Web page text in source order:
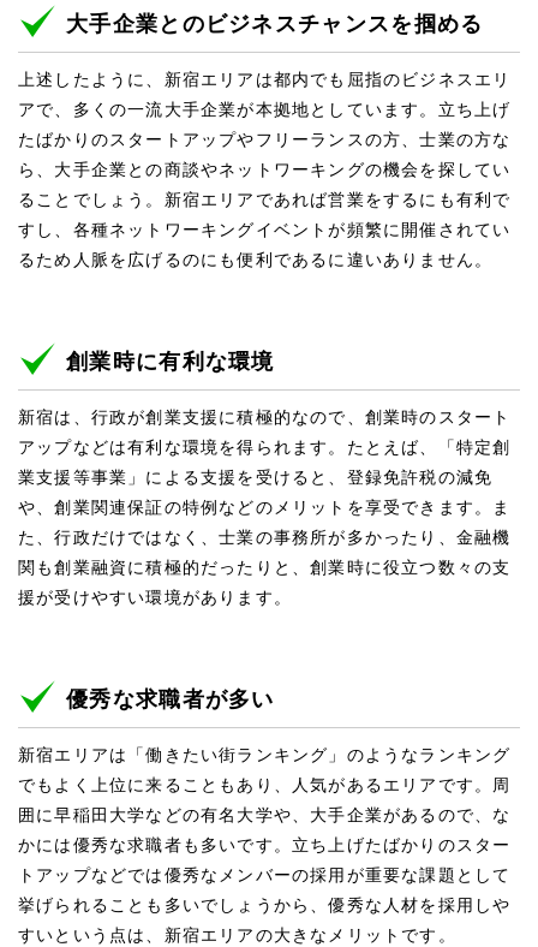
大手企業とのビジネスチャンスを掴める
上述したように、新宿エリアは都内でも屈指のビジネスエリ
アで、多くの一流大手企業が本拠地としています。立ち上げ
たばかりのスタートアップやフリーランスの方、士業の方な
ら、大手企業との商談やネットワーキングの機会を探してい
ることでしょう。新宿エリアであれば営業をするにも有利で
すし、各種ネットワーキングイベントが頻繁に開催されてい
るため人脈を広げるのにも便利であるに違いありません。
創業時に有利な環境
新宿は、行政が創業支援に積極的なので、創業時のスタート
アップなどは有利な環境を得られます。たとえば、「特定創
業支援等事業」による支援を受けると、登録免許税の減免
や、創業関連保証の特例などのメリットを享受できます。ま
た、行政だけではなく、士業の事務所が多かったり、金融機
関も創業融資に積極的だったりと、創業時に役立つ数々の支
援が受けやすい環境があります。
優秀な求職者が多い
新宿エリアは「働きたい街ランキング」のようなランキング
でもよく上位に来ることもあり、人気があるエリアです。周
囲に早稲田大学などの有名大学や、大手企業があるので、な
かには優秀な求職者も多いです。立ち上げたばかりのスター
トアップなどでは優秀なメンバーの採用が重要な課題として
挙げられることも多いでしょうから、優秀な人材を採用しや
すいという点は、新宿エリアの大きなメリットです。